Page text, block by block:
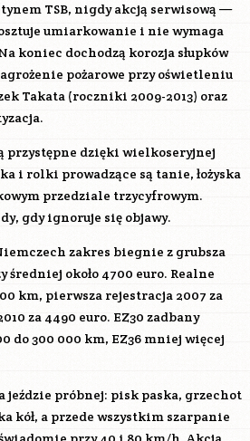
TSB, nigdy akcją serwisową —
umiarkowanie i nie wymaga
koniec dochodzą korozja słupków
pożarowe przy oświetleniu
Takata (roczniki 2009-2013) oraz
przystępne dzięki wielkoseryjnej
i rolki prowadzące są tanie, łożyska
przedziale trzycyfrowym.
gdy ignoruje się objawy.
zakres biegnie z grubsza
średniej około 4700 euro. Realne
km, pierwsza rejestracja 2007 za
za 4490 euro. EZ30 zadbany
do 300 000 km, EZ36 mniej więcej
jeździe próbnej: pisk paska, grzechot
kół, a przede wszystkim szarpanie